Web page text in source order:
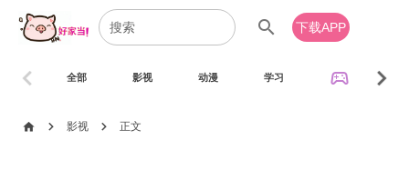
search 下载APP
全部 影视 动漫 学习 sports_esports
chevron_left chevron_right
home chevron_right 影视 chevron_right 正文